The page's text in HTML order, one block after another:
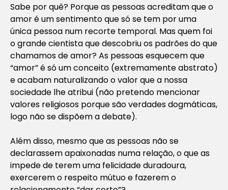
Sabe por quê? Porque as pessoas acreditam que o
amor é um sentimento que só se tem por uma
única pessoa num recorte temporal. Mas quem foi
o grande cientista que descobriu os padrões do que
chamamos de amor? As pessoas esquecem que
“amor” é só um conceito (extremamente abstrato)
e acabam naturalizando o valor que a nossa
sociedade lhe atribui (não pretendo mencionar
valores religiosos porque são verdades dogmáticas,
logo não se dispõem a debate).
Além disso, mesmo que as pessoas não se
declarassem apaixonadas numa relação, o que as
impede de terem uma felicidade duradoura,
exercerem o respeito mútuo e fazerem o